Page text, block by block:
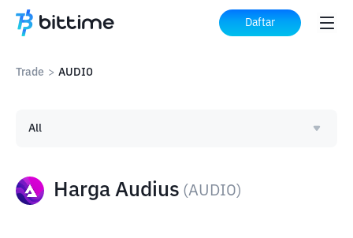
Daftar
Trade > AUDIO
Harga Audius (AUDIO)
All